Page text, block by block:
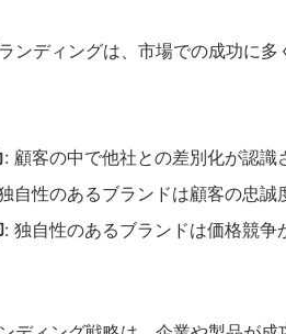
ンディングは、市場での成功に
: 顧客の中で他社との差別化が認識
自性のあるブランドは顧客の忠誠
: 独自性のあるブランドは価格競